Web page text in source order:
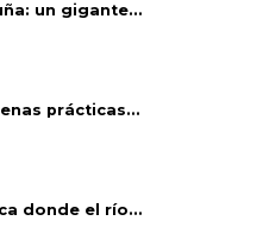
un gigante...
prácticas...
donde el río...